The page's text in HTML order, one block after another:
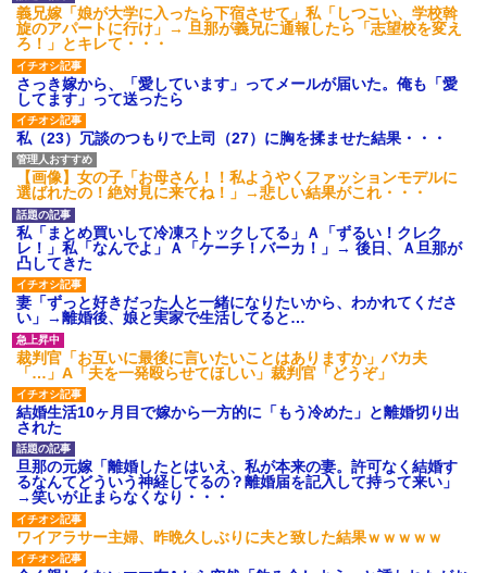
義兄嫁「娘が大学に入ったら下宿させて」私「しつこい、学校斡
旋のアパートに行け」→ 旦那が義兄に通報したら「志望校を変え
ろ！」とキレて・・・
さっき嫁から、「愛しています」ってメールが届いた。俺も「愛
してます」って送ったら
私（23）冗談のつもりで上司（27）に胸を揉ませた結果・・・
【画像】女の子「お母さん！！私ようやくファッションモデルに
選ばれたの！絶対見に来てね！」→悲しい結果がこれ・・・
私「まとめ買いして冷凍ストックしてる」Ａ「ずるい！クレク
レ！」私「なんでよ」Ａ「ケーチ！バーカ！」→ 後日、Ａ旦那が
凸してきた
妻「ずっと好きだった人と一緒になりたいから、わかれてくださ
い」→離婚後、娘と実家で生活してると…
裁判官「お互いに最後に言いたいことはありますか」バカ夫
「…」A「夫を一発殴らせてほしい」裁判官「どうぞ」
結婚生活10ヶ月目で嫁から一方的に「もう冷めた」と離婚切り出
された
旦那の元嫁「離婚したとはいえ、私が本来の妻。許可なく結婚す
るなんてどういう神経してるの？離婚届を記入して持って来い」
→笑いが止まらなくなり・・・
ワイアラサー主婦、昨晩久しぶりに夫と致した結果ｗｗｗｗｗ